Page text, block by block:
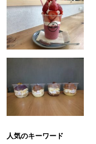
人気のキーワード